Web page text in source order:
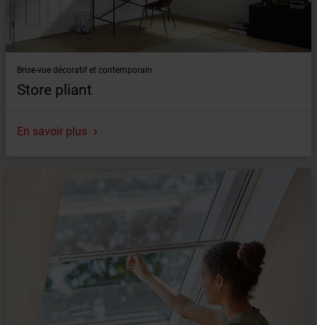
Brise-vue décoratif et contemporain
Store pliant
En savoir plus